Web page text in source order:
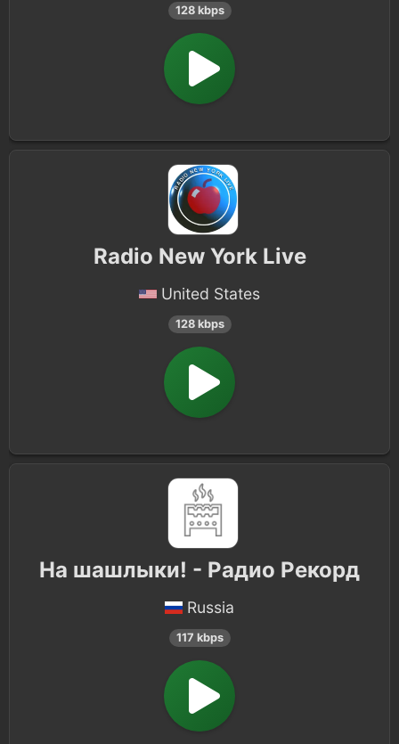
128 kbps
Radio New York Live
United States
128 kbps
На шашлыки! - Радио Рекорд
Russia
117 kbps